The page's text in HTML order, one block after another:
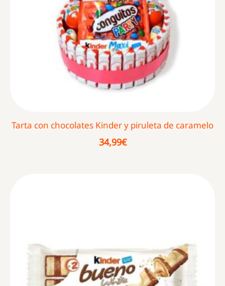
Tarta con chocolates Kinder y piruleta de caramelo
34,99€